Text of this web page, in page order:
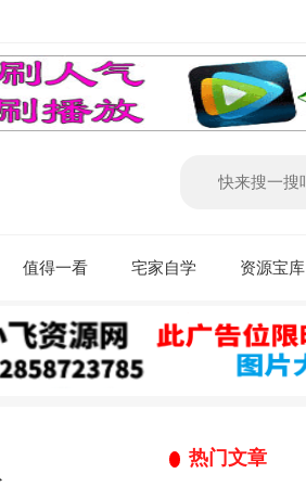
值得一看 宅家自学 资源宝库
热门文章